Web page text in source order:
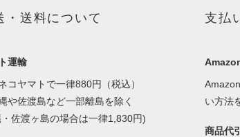
・送料について
運輸
コヤマトで一律880円（税込）
や佐渡島など一部離島を除く
佐渡ヶ島の場合は一律1,830円)
支払
い方法
商品代